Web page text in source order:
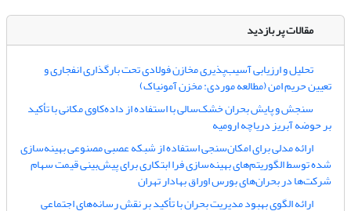
مقالات پر بازدید
تحلیل و ارزیابی آسیب‌پذیری مخازن فولادی تحت بارگذاری انفجاری و
تعیین حریم امن (مطالعه موردی: مخزن آمونیاک)
سنجش و پایش بحران خشک‌سالی با استفاده از داده‌کاوی مکانی با تأکید
بر حوضه آبریز دریاچه ارومیه
ارائه مدلی برای امکان‌سنجی استفاده از شبکه عصبی مصنوعی بهینه‌سازی
شده توسط الگوریتم‌های بهینه‌سازی فرا ابتکاری برای پیش‌بینی قیمت سهام
شرکت‌ها در بحران‌های بورس اوراق بهادار تهران
ارائه الگوی بهبود مدیریت بحران با تأکید بر نقش رسانه‌های اجتماعی